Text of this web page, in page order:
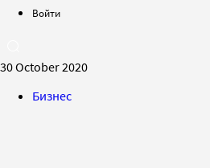
Войти
30 October 2020
Бизнес